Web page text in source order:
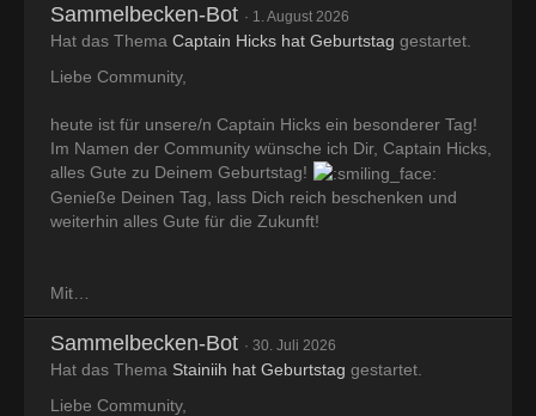
Sammelbecken-Bot 1. August 2026
Hat das Thema Captain Hicks hat Geburtstag gestartet.
Liebe Community,
heute ist für unsere/n Captain Hicks ein besonderer Tag!
Im Namen der Community wünsche ich Dir, Captain Hicks,
alles Gute zu Deinem Geburtstag!
Genieße Deinen Tag, lass Dich reich beschenken und
weiterhin alles Gute für die Zukunft!
Mit…
Sammelbecken-Bot 30. Juli 2026
Hat das Thema Stainiih hat Geburtstag gestartet.
Liebe Community,